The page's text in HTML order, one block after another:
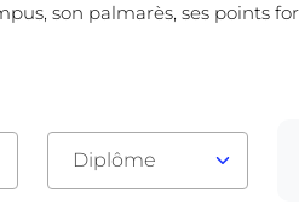
son palmarès, ses points
Diplôme